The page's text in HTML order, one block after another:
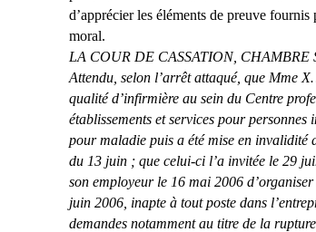
d’apprécier les éléments de preuve
moral.
LA COUR DE CASSATION, CHAMBRE
Attendu, selon l’arrêt attaqué, que Mme
qualité d’infirmière au sein du Centre
établissements et services pour
pour maladie puis a été mise en
du 13 juin ; que celui-ci l’a invitée le 29
son employeur le 16 mai 2006
juin 2006, inapte à tout poste dans
demandes notamment au titre de la